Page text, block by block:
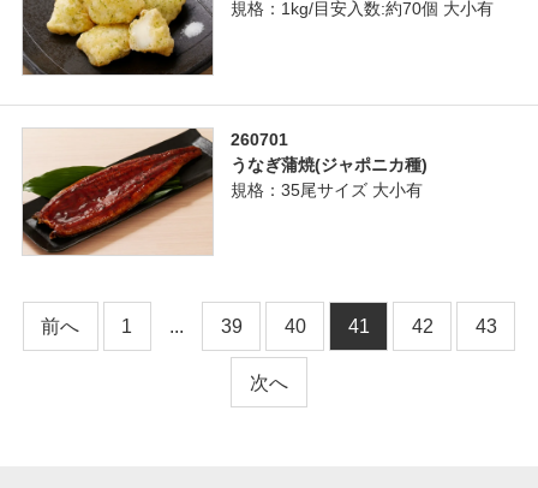
規格：1kg/目安入数:約70個 大小有
260701
うなぎ蒲焼(ジャポニカ種)
規格：35尾サイズ 大小有
前へ 1 ... 39 40 41 42 43
次へ